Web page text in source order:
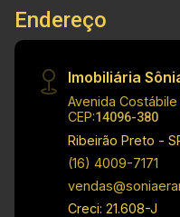
Endereço
Imobiliária
Avenida Costábile
CEP:14096-380
Ribeirão Preto -
(16) 4009-7171
Creci: 21.608-J